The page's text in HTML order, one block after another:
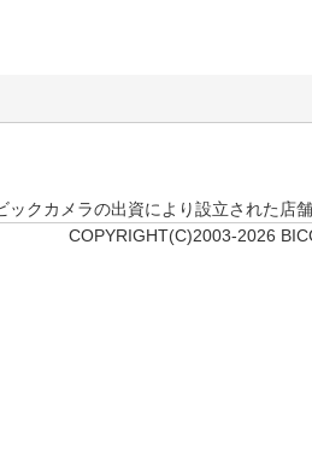
クカメラの出資により設立された店舗
COPYRIGHT(C)2003-2026